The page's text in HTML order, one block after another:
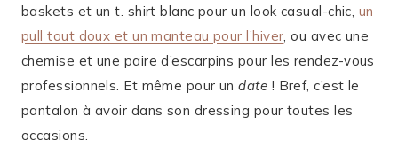
baskets et un t. shirt blanc pour un look casual-chic, un
pull tout doux et un manteau pour l’hiver, ou avec une
chemise et une paire d’escarpins pour les rendez-vous
professionnels. Et même pour undate ! Bref, c’est le
pantalon à avoir dans son dressing pour toutes les
occasions.